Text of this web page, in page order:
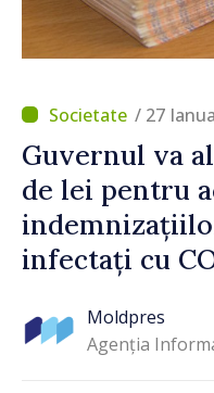
/ 27
Guvernul va
de lei pentru
infectați cu
Moldpres
Agenția